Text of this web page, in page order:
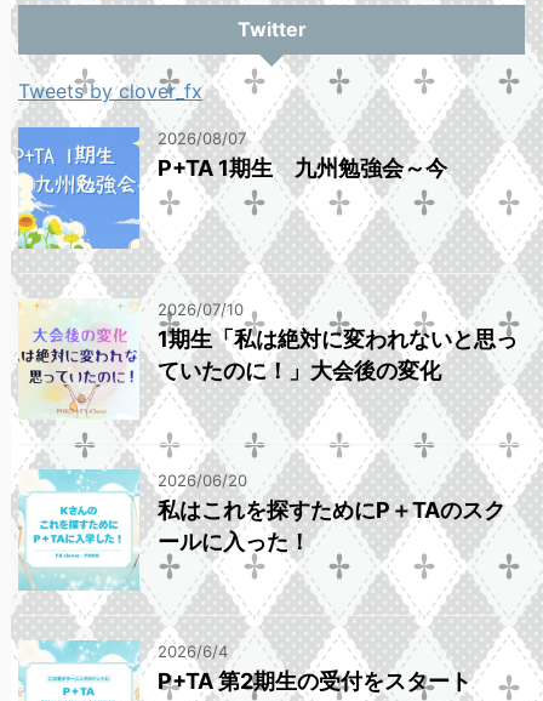
Twitter
Tweets by clover_fx
2026/08/07
P+TA 1期生 九州勉強会～今
2026/07/10
1期生「私は絶対に変われないと思っ
ていたのに！」大会後の変化
2026/06/20
私はこれを探すためにP＋TAのスク
ールに入った！
2026/6/4
P+TA 第2期生の受付をスタート